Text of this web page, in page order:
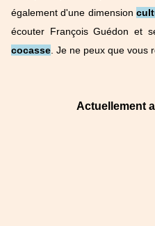
également d'une dimension
écouter François Guédon et
cocasse . Je ne peux que vous
Actuellement